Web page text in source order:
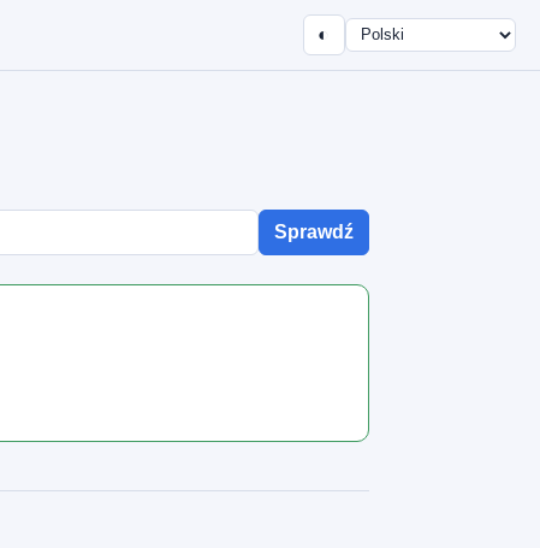
◐
Sprawdź